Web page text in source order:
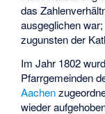
das
ausgeglichen
zugunsten der
Im Jahr 1802
Pfarrgemeinden
Aachen
wieder